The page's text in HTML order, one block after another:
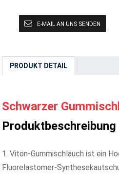
E-MAIL AN UNS SENDEN
PRODUKT DETAIL
Schwarzer
Produktbeschreibung
1. Viton-Gummischlauch ist ein
Fluorelastomer-